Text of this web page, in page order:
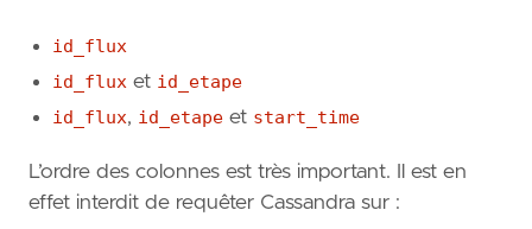
id_flux
id_flux et id_etape
id_flux, id_etape et start_time
L’ordre des colonnes est très important. Il est en
effet interdit de requêter Cassandra sur :